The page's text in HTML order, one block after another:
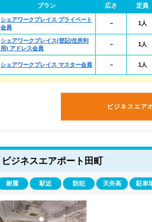
プラン 広さ 定員
シェアワークプレイス プライベート
会員
－ 1人
シェアワークプレイス(登記/住所利
用) アドレス会員
－ 1人
シェアワークプレイス マスター会員 － 1人
ビジネスエア
ビジネスエアポート田町
耐震 駅近 防犯 天井高 駐車